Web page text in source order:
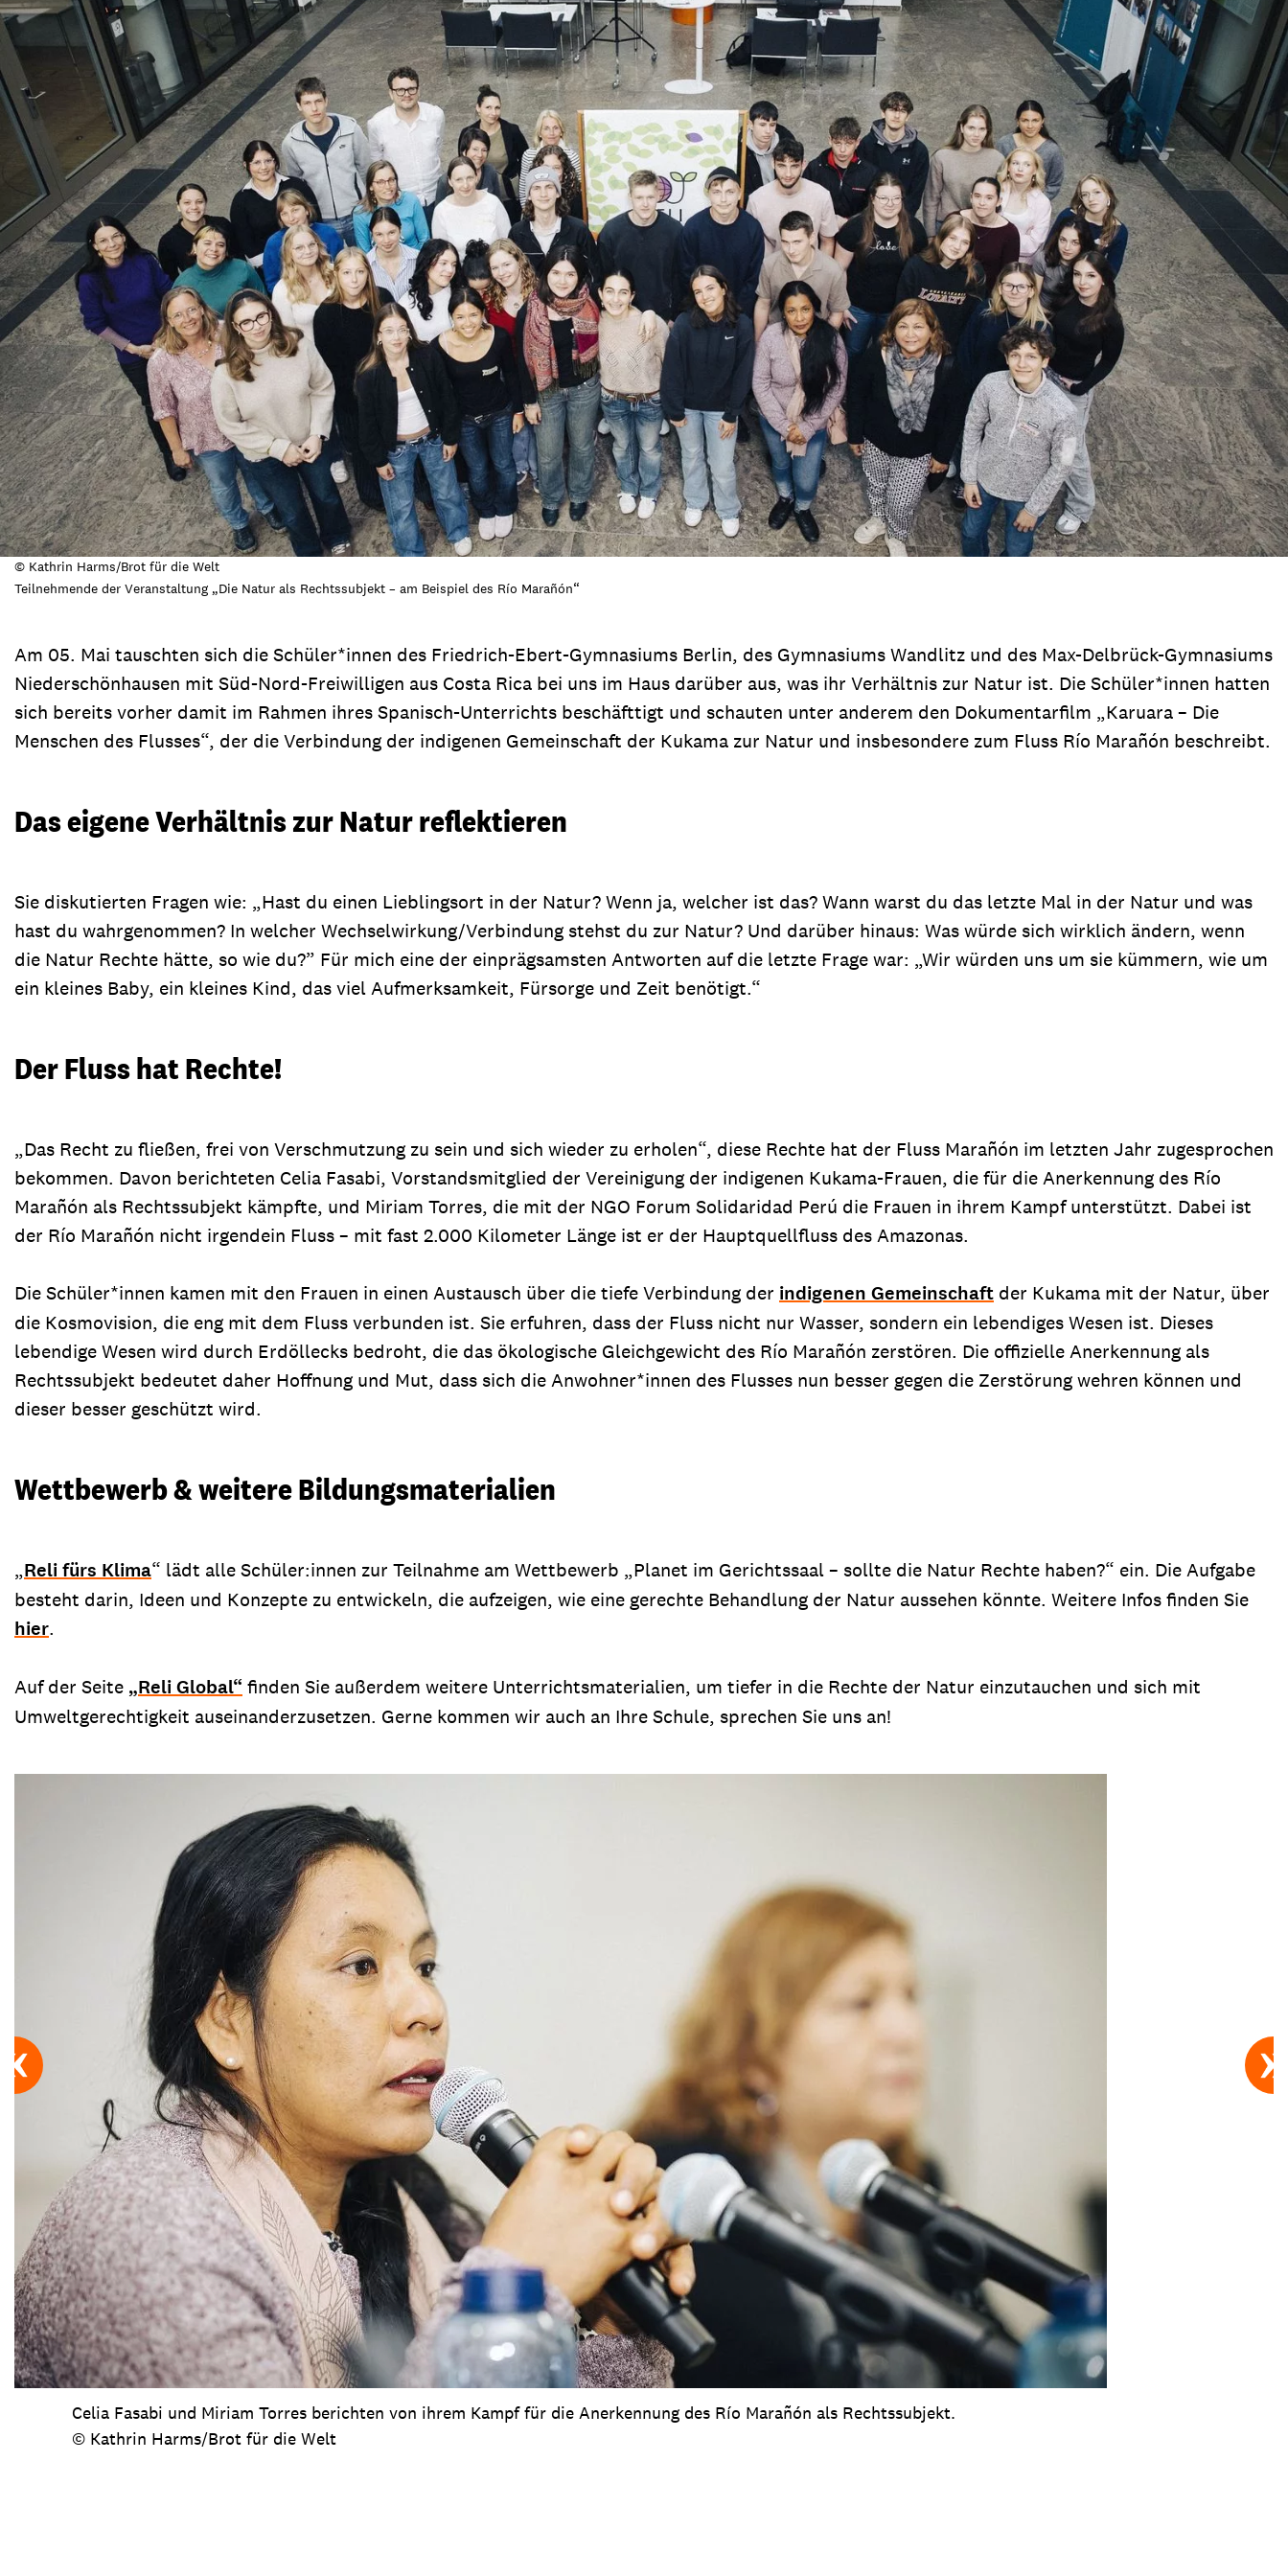
© Kathrin Harms/Brot für die Welt
Teilnehmende der Veranstaltung „Die Natur als Rechtssubjekt – am Beispiel des Río Marañón“
Am 05. Mai tauschten sich die Schüler*innen des Friedrich-Ebert-Gymnasiums Berlin, des Gymnasiums Wandlitz und des Max-Delbrück-Gymnasiums
Niederschönhausen mit Süd-Nord-Freiwilligen aus Costa Rica bei uns im Haus darüber aus, was ihr Verhältnis zur Natur ist. Die Schüler*innen hatten
sich bereits vorher damit im Rahmen ihres Spanisch-Unterrichts beschäfttigt und schauten unter anderem den Dokumentarfilm „Karuara – Die
Menschen des Flusses“, der die Verbindung der indigenen Gemeinschaft der Kukama zur Natur und insbesondere zum Fluss Río Marañón beschreibt.
Das eigene Verhältnis zur Natur reflektieren
Sie diskutierten Fragen wie: „Hast du einen Lieblingsort in der Natur? Wenn ja, welcher ist das? Wann warst du das letzte Mal in der Natur und was
hast du wahrgenommen? In welcher Wechselwirkung/Verbindung stehst du zur Natur? Und darüber hinaus: Was würde sich wirklich ändern, wenn
die Natur Rechte hätte, so wie du?” Für mich eine der einprägsamsten Antworten auf die letzte Frage war: „Wir würden uns um sie kümmern, wie um
ein kleines Baby, ein kleines Kind, das viel Aufmerksamkeit, Fürsorge und Zeit benötigt.“
Der Fluss hat Rechte!
„Das Recht zu fließen, frei von Verschmutzung zu sein und sich wieder zu erholen“, diese Rechte hat der Fluss Marañón im letzten Jahr zugesprochen
bekommen. Davon berichteten Celia Fasabi, Vorstandsmitglied der Vereinigung der indigenen Kukama-Frauen, die für die Anerkennung des Río
Marañón als Rechtssubjekt kämpfte, und Miriam Torres, die mit der NGO Forum Solidaridad Perú die Frauen in ihrem Kampf unterstützt. Dabei ist
der Río Marañón nicht irgendein Fluss – mit fast 2.000 Kilometer Länge ist er der Hauptquellfluss des Amazonas.
Die Schüler*innen kamen mit den Frauen in einen Austausch über die tiefe Verbindung der indigenen Gemeinschaft der Kukama mit der Natur, über
die Kosmovision, die eng mit dem Fluss verbunden ist. Sie erfuhren, dass der Fluss nicht nur Wasser, sondern ein lebendiges Wesen ist. Dieses
lebendige Wesen wird durch Erdöllecks bedroht, die das ökologische Gleichgewicht des Río Marañón zerstören. Die offizielle Anerkennung als
Rechtssubjekt bedeutet daher Hoffnung und Mut, dass sich die Anwohner*innen des Flusses nun besser gegen die Zerstörung wehren können und
dieser besser geschützt wird.
Wettbewerb & weitere Bildungsmaterialien
„Reli fürs Klima“ lädt alle Schüler:innen zur Teilnahme am Wettbewerb „Planet im Gerichtssaal – sollte die Natur Rechte haben?“ ein. Die Aufgabe
besteht darin, Ideen und Konzepte zu entwickeln, die aufzeigen, wie eine gerechte Behandlung der Natur aussehen könnte. Weitere Infos finden Sie
hier.
Auf der Seite „Reli Global“ finden Sie außerdem weitere Unterrichtsmaterialien, um tiefer in die Rechte der Natur einzutauchen und sich mit
Umweltgerechtigkeit auseinanderzusetzen. Gerne kommen wir auch an Ihre Schule, sprechen Sie uns an!
Celia Fasabi und Miriam Torres berichten von ihrem Kampf für die Anerkennung des Río Marañón als Rechtssubjekt.
© Kathrin Harms/Brot für die Welt